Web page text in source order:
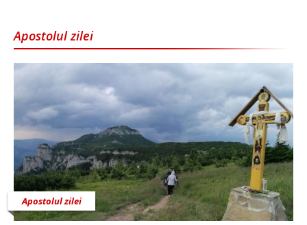
Apostolul zilei
Apostolul zilei